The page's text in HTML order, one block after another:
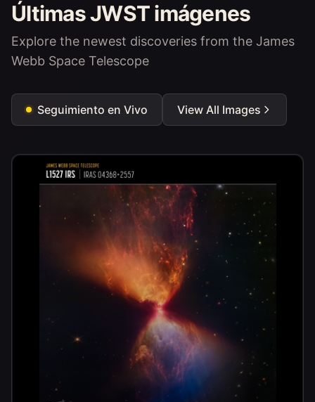
Últimas JWST imágenes
Explore the newest discoveries from the James
Webb Space Telescope
Seguimiento en Vivo View All Images